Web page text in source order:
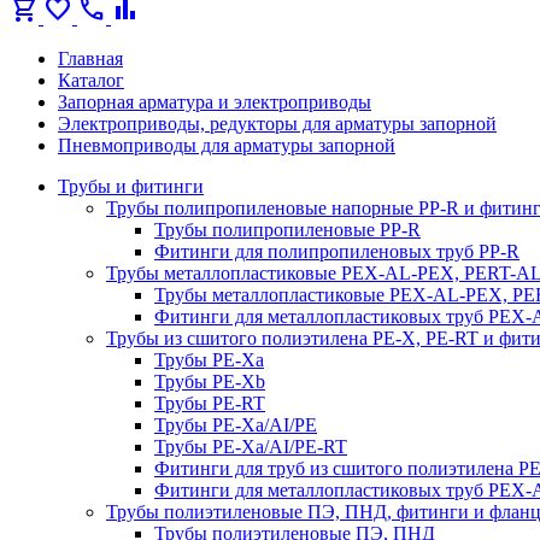
shopping_cart favorite call bar_chart
Главная
Каталог
Запорная арматура и электроприводы
Электроприводы, редукторы для арматуры запорной
Пневмоприводы для арматуры запорной
Трубы и фитинги
Трубы полипропиленовые напорные PP-R и
Трубы полипропиленовые PP-R
Фитинги для полипропиленовых труб PP-R
Трубы металлопластиковые PEX-AL-PEX, PERT-
Трубы металлопластиковые PEX-AL-PEX,
Фитинги для металлопластиковых труб
Трубы из сшитого полиэтилена PE-X, PE-RT и
Трубы PE-Xa
Трубы PE-Xb
Трубы PE-RT
Трубы PE-Xa/AI/PE
Трубы PE-Xa/AI/PE-RT
Фитинги для труб из сшитого полиэтилена
Фитинги для металлопластиковых труб
Трубы полиэтиленовые ПЭ, ПНД, фитинги и
Трубы полиэтиленовые ПЭ, ПНД